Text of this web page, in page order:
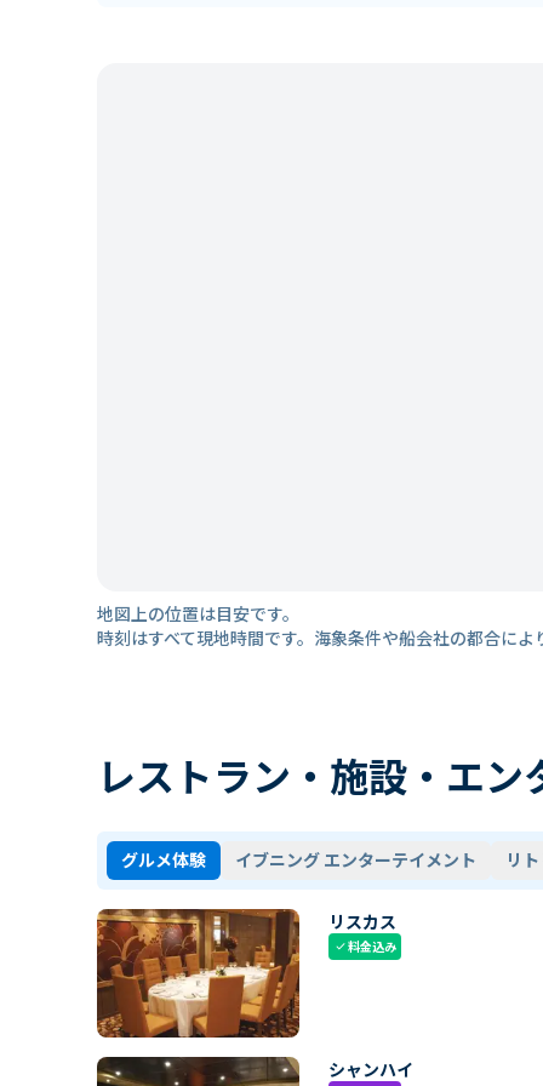
地図上の位置は目安です。
時刻はすべて現地時間です。海象条件や船会社の都合に
レストラン・施設・エ
グルメ体験 イブニング エンターテイメント リ
リスカス
check料金込み
シャンハイ